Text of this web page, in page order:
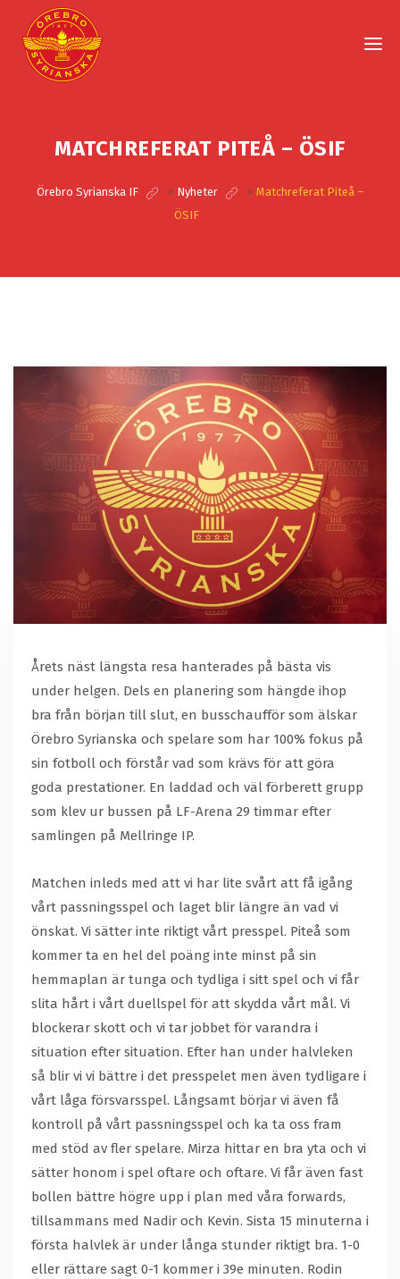
MATCHREFERAT PITEÅ – ÖSIF
Örebro Syrianska IF > Nyheter > Matchreferat Piteå –
ÖSIF
Årets näst längsta resa hanterades på bästa vis
under helgen. Dels en planering som hängde ihop
bra från början till slut, en busschaufför som älskar
Örebro Syrianska och spelare som har 100% fokus på
sin fotboll och förstår vad som krävs för att göra
goda prestationer. En laddad och väl förberett grupp
som klev ur bussen på LF-Arena 29 timmar efter
samlingen på Mellringe IP.
Matchen inleds med att vi har lite svårt att få igång
vårt passningsspel och laget blir längre än vad vi
önskat. Vi sätter inte riktigt vårt presspel. Piteå som
kommer ta en hel del poäng inte minst på sin
hemmaplan är tunga och tydliga i sitt spel och vi får
slita hårt i vårt duellspel för att skydda vårt mål. Vi
blockerar skott och vi tar jobbet för varandra i
situation efter situation. Efter han under halvleken
så blir vi vi bättre i det presspelet men även tydligare i
vårt låga försvarsspel. Långsamt börjar vi även få
kontroll på vårt passningsspel och ka ta oss fram
med stöd av fler spelare. Mirza hittar en bra yta och vi
sätter honom i spel oftare och oftare. Vi får även fast
bollen bättre högre upp i plan med våra forwards,
tillsammans med Nadir och Kevin. Sista 15 minuterna i
första halvlek är under långa stunder riktigt bra. 1-0
eller rättare sagt 0-1 kommer i 39e minuten. Rodin